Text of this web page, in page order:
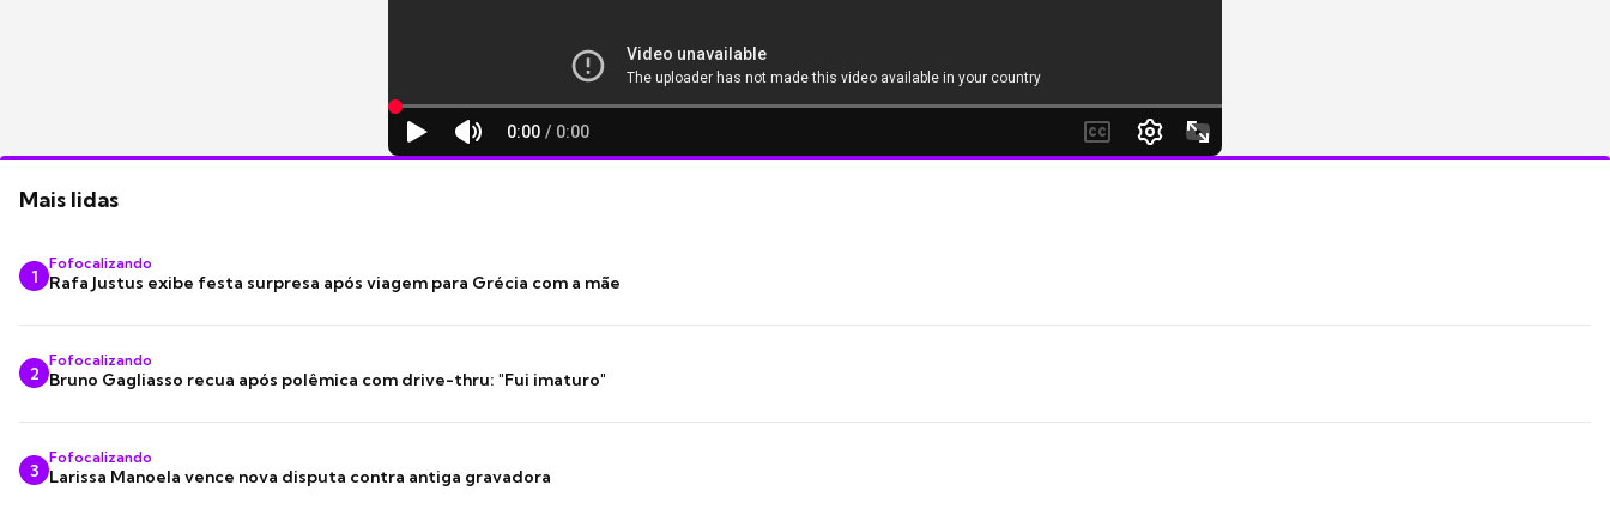
Mais lidas
1
Fofocalizando
Rafa Justus exibe festa surpresa após viagem para Grécia com a mãe
2
Fofocalizando
Bruno Gagliasso recua após polêmica com drive-thru: "Fui imaturo"
3
Fofocalizando
Larissa Manoela vence nova disputa contra antiga gravadora